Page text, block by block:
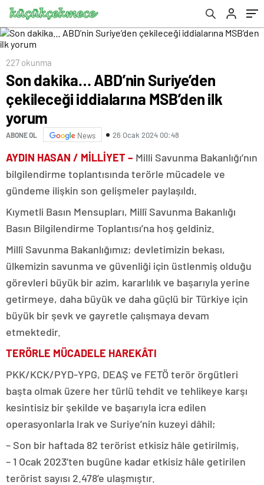
227 okunma
Son dakika… ABD’nin Suriye’den
çekileceği iddialarına MSB’den ilk
yorum
ABONE OL News 26 Ocak 2024 00:48
AYDIN HASAN / MİLLİYET – Milli Savunma Bakanlığı’nın
bilgilendirme toplantısında terörle mücadele ve
gündeme ilişkin son gelişmeler paylaşıldı.
Kıymetli Basın Mensupları, Millî Savunma Bakanlığı
Basın Bilgilendirme Toplantısı’na hoş geldiniz.
Millî Savunma Bakanlığımız; devletimizin bekası,
ülkemizin savunma ve güvenliği için üstlenmiş olduğu
görevleri büyük bir azim, kararlılık ve başarıyla yerine
getirmeye, daha büyük ve daha güçlü bir Türkiye için
büyük bir şevk ve gayretle çalışmaya devam
etmektedir.
TERÖRLE MÜCADELE HAREKÂTI
PKK/KCK/PYD-YPG, DEAŞ ve FETÖ terör örgütleri
başta olmak üzere her türlü tehdit ve tehlikeye karşı
kesintisiz bir şekilde ve başarıyla icra edilen
operasyonlarla Irak ve Suriye’nin kuzeyi dâhil;
– Son bir haftada 82 terörist etkisiz hâle getirilmiş,
– 1 Ocak 2023’ten bugüne kadar etkisiz hâle getirilen
terörist sayısı 2.478’e ulaşmıştır.